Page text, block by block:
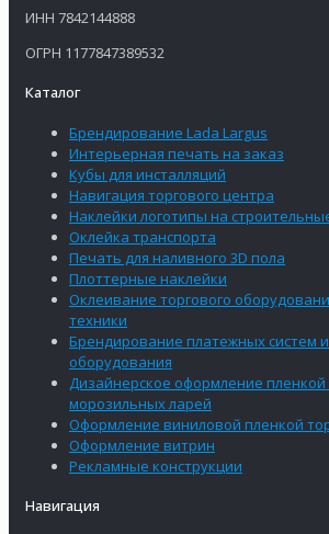
ИНН 7842144888
ОГРН 1177847389532
Каталог
Брендирование Lada Largus
Интерьерная печать на заказ
Кубы для инсталляций
Навигация торгового центра
Наклейки логотипы на
Оклейка транспорта
Печать для наливного 3D пола
Плоттерные наклейки
Оклеивание торгового
техники
Брендирование платежных систем
оборудования
Дизайнерское оформление
морозильных ларей
Оформление виниловой пленкой
Оформление витрин
Рекламные конструкции
Навигация